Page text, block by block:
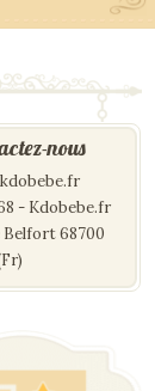
nous
- Kdobebe.fr
Belfort 68700